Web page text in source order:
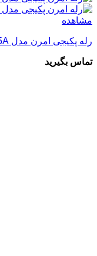
مشاهده
رله پکیجی امرن مدل G5S-1 – 5V | 5PIN | 5A
تماس بگیرید